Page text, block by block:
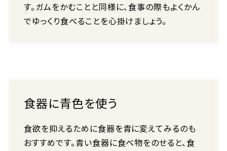
す。ガムをかむことと同様に、食事の際もよくかん
でゆっくり食べることを心掛けましょう。
食器に青色を使う
食欲を抑えるために食器を青に変えてみるのも
おすすめです。青い食器に食べ物をのせると、食